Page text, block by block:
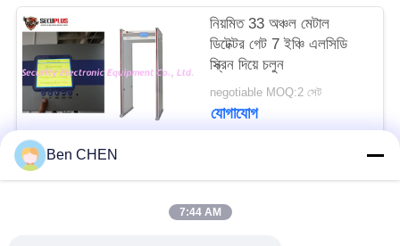
নিয়মিত 33 অঞ্চল মেটাল
ডিটেক্টর গেট 7 ইঞ্চি এলসিডি
স্ক্রিন দিয়ে চলুন
negotiable MOQ:2 সেট
যোগাযোগ
Ben CHEN
7:44 AM